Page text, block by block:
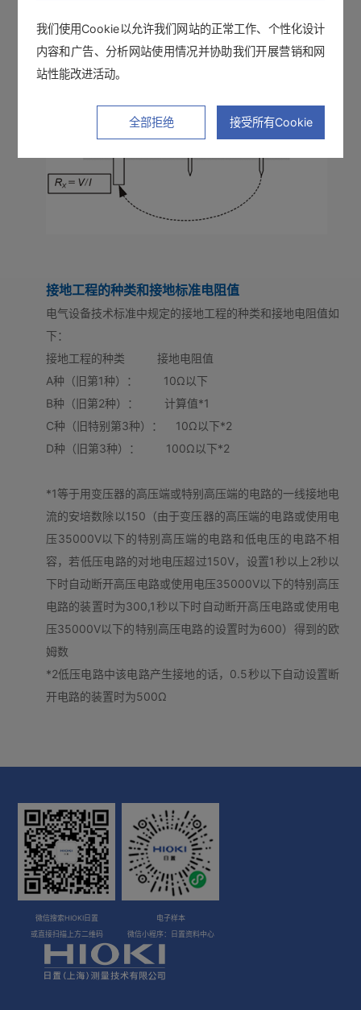
接地工程的种类和接地标准电阻值
电气设备技术标准中规定的接地工程的种类和接地电阻值如
下：
接地工程的种类 接地电阻值
A种（旧第1种）： 10Ω以下
B种（旧第2种）： 计算值*1
C种（旧特别第3种）： 10Ω以下*2
D种（旧第3种）： 100Ω以下*2
*1等于用变压器的高压端或特别高压端的电路的一线接地电
流的安培数除以150（由于变压器的高压端的电路或使用电
压35000V以下的特别高压端的电路和低电压的电路不相
容，若低压电路的对地电压超过150V，设置1秒以上2秒以
下时自动断开高压电路或使用电压35000V以下的特别高压
电路的装置时为300,1秒以下时自动断开高压电路或使用电
压35000V以下的特别高压电路的设置时为600）得到的欧
姆数
*2低压电路中该电路产生接地的话，0.5秒以下自动设置断
开电路的装置时为500Ω
微信搜索HIOKI日置
或直接扫描上方二维码
电子样本
微信小程序：日置资料中心
我们使用Cookie以允许我们网站的正常工作、个性化设计
内容和广告、分析网站使用情况并协助我们开展营销和网
站性能改进活动。
全部拒绝 接受所有Cookie